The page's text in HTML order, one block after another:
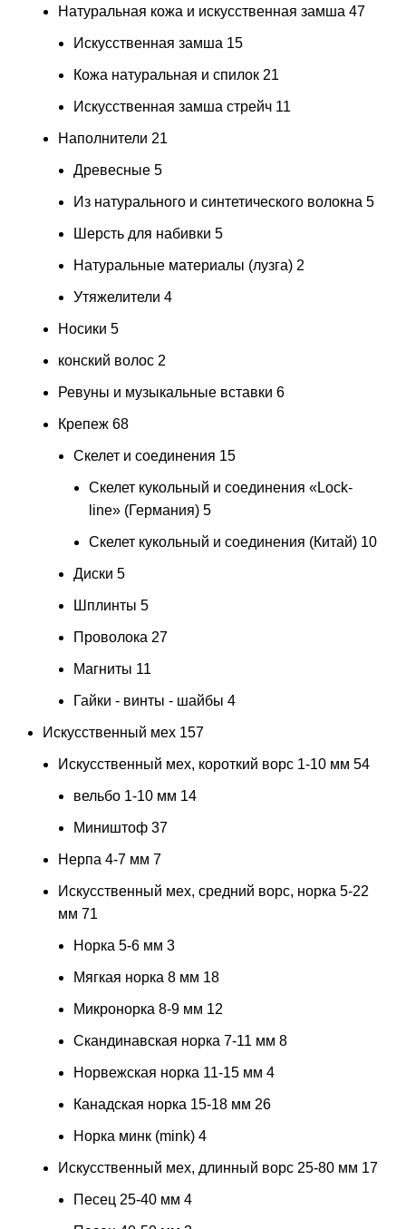
Натуральная кожа и искусственная замша 47
Искусственная замша 15
Кожа натуральная и спилок 21
Искусственная замша стрейч 11
Наполнители 21
Древесные 5
Из натурального и синтетического волокна 5
Шерсть для набивки 5
Натуральные материалы (лузга) 2
Утяжелители 4
Носики 5
конский волос 2
Ревуны и музыкальные вставки 6
Крепеж 68
Скелет и соединения 15
Скелет кукольный и соединения «Lock-
line» (Германия) 5
Скелет кукольный и соединения (Китай) 10
Диски 5
Шплинты 5
Проволока 27
Магниты 11
Гайки - винты - шайбы 4
Искусственный мех 157
Искусственный мех, короткий ворс 1-10 мм 54
вельбо 1-10 мм 14
Миништоф 37
Нерпа 4-7 мм 7
Искусственный мех, средний ворс, норка 5-22
мм 71
Норка 5-6 мм 3
Мягкая норка 8 мм 18
Микронорка 8-9 мм 12
Скандинавская норка 7-11 мм 8
Норвежская норка 11-15 мм 4
Канадская норка 15-18 мм 26
Норка минк (mink) 4
Искусственный мех, длинный ворс 25-80 мм 17
Песец 25-40 мм 4